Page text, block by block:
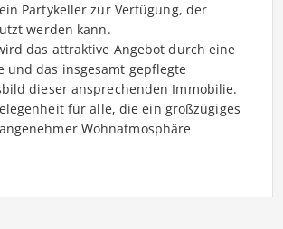
Partykeller zur Verfügung, der
werden kann.
das attraktive Angebot durch eine
und das insgesamt gepflegte
dieser ansprechenden Immobilie.
für alle, die ein großzügiges
Wohnatmosphäre